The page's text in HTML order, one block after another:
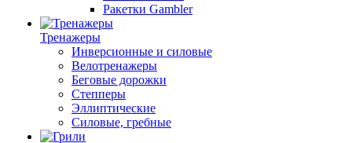
Ракетки Gambler
Тренажеры
Инверсионные и силовые
Велотренажеры
Беговые дорожки
Степперы
Эллиптические
Силовые, гребные